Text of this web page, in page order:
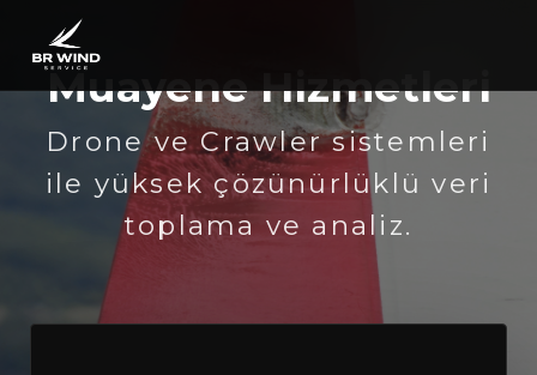
Muayene Hizmetleri
Drone ve Crawler sistemleri
ile yüksek çözünürlüklü veri
toplama ve analiz.